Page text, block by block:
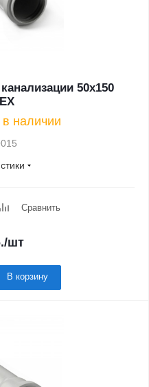
50x150
в наличии
Сравнить
/шт
В корзину